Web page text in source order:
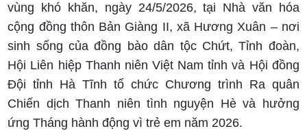
vùng khó khăn, ngày 24/5/2026, tại Nhà văn hóa
cộng đồng thôn Bản Giàng II, xã Hương Xuân – nơi
sinh sống của đồng bào dân tộc Chứt, Tỉnh đoàn,
Hội Liên hiệp Thanh niên Việt Nam tỉnh và Hội đồng
Đội tỉnh Hà Tĩnh tổ chức Chương trình Ra quân
Chiến dịch Thanh niên tình nguyện Hè và hưởng
ứng Tháng hành động vì trẻ em năm 2026.